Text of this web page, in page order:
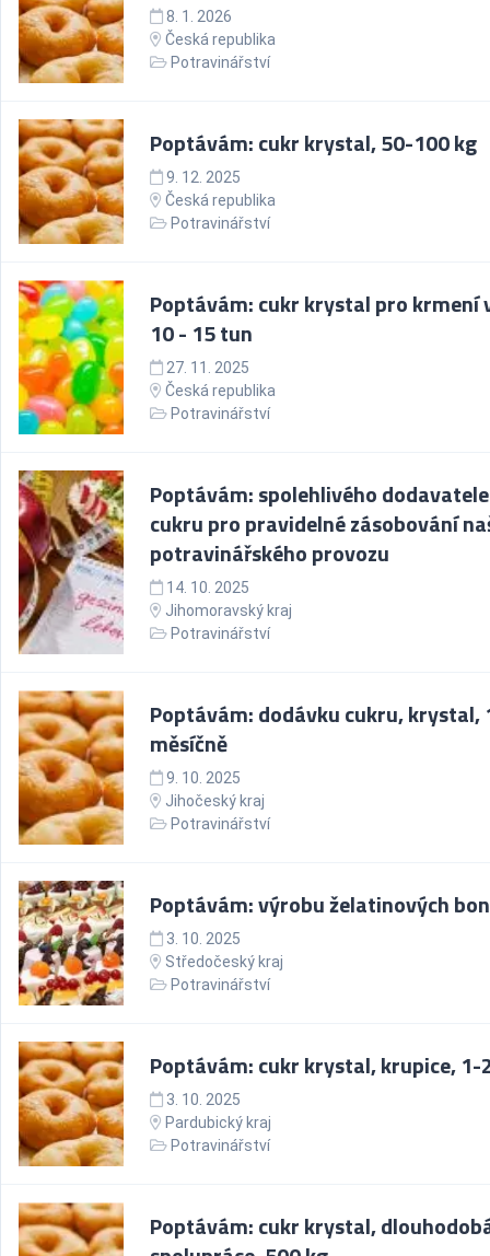
8. 1. 2026
Česká republika
Potravinářství
Poptávám: cukr krystal, 50-100 kg
9. 12. 2025
Česká republika
Potravinářství
Poptávám: cukr krystal pro krmení
10 - 15 tun
27. 11. 2025
Česká republika
Potravinářství
Poptávám: spolehlivého dodavatele
cukru pro pravidelné zásobování
potravinářského provozu
14. 10. 2025
Jihomoravský kraj
Potravinářství
Poptávám: dodávku cukru, krystal,
měsíčně
9. 10. 2025
Jihočeský kraj
Potravinářství
Poptávám: výrobu želatinových
3. 10. 2025
Středočeský kraj
Potravinářství
Poptávám: cukr krystal, krupice, 1-
3. 10. 2025
Pardubický kraj
Potravinářství
Poptávám: cukr krystal,